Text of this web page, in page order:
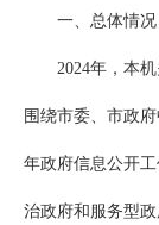
一、总体情况
2024年，本
围绕市委、市政
年政府信息公开
治政府和服务型政